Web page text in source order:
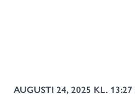
AUGUSTI 24, 2025 KL. 13:27